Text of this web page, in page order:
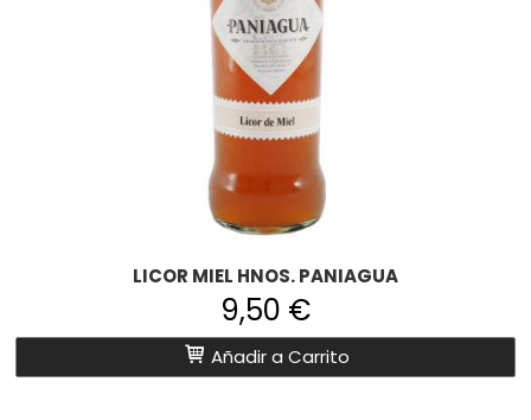
LICOR MIEL HNOS. PANIAGUA
9,50 €
Añadir a Carrito